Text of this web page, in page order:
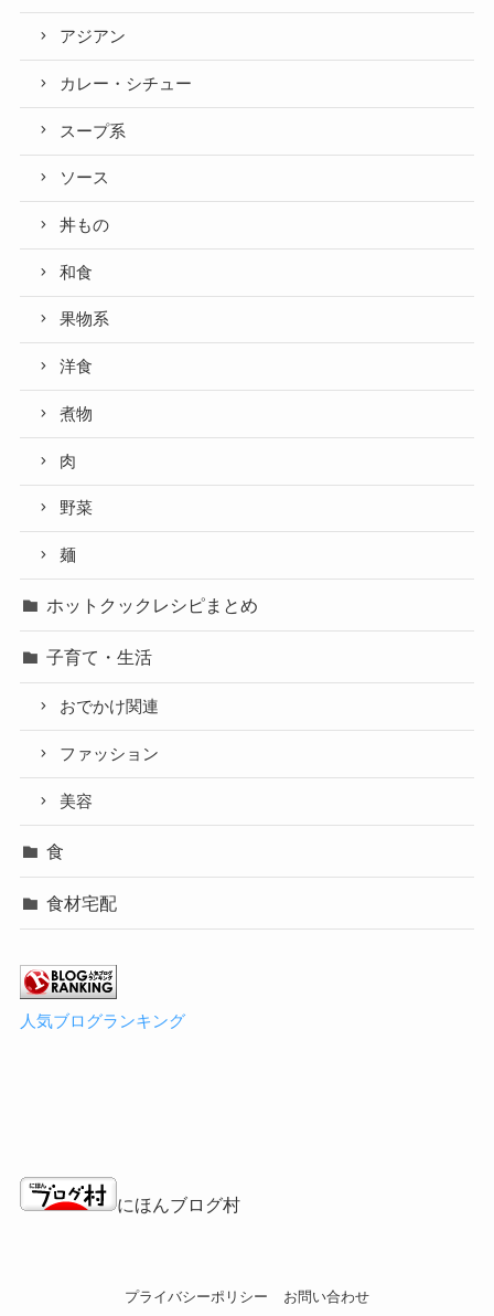
アジアン
カレー・シチュー
スープ系
ソース
丼もの
和食
果物系
洋食
煮物
肉
野菜
麺
ホットクックレシピまとめ
子育て・生活
おでかけ関連
ファッション
美容
食
食材宅配
人気ブログランキング
にほんブログ村
プライバシーポリシー お問い合わせ